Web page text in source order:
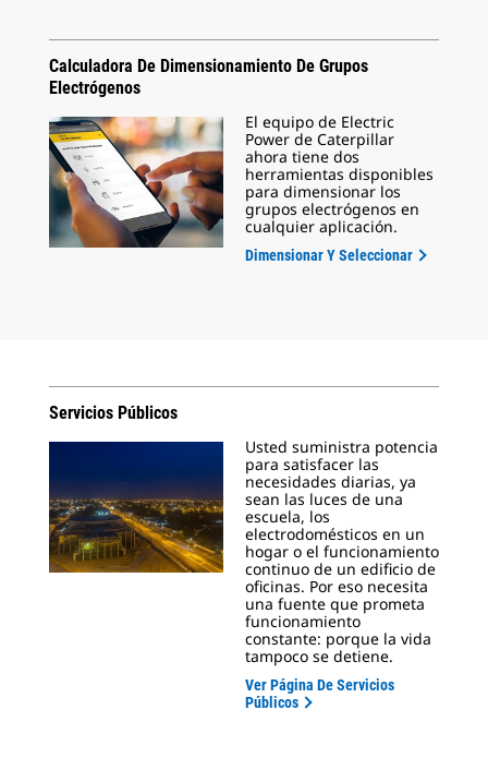
Calculadora De Dimensionamiento De Grupos
Electrógenos
El equipo de Electric
Power de Caterpillar
ahora tiene dos
herramientas disponibles
para dimensionar los
grupos electrógenos en
cualquier aplicación.
Dimensionar Y Seleccionar
Servicios Públicos
Usted suministra potencia
para satisfacer las
necesidades diarias, ya
sean las luces de una
escuela, los
electrodomésticos en un
hogar o el funcionamiento
continuo de un edificio de
oficinas. Por eso necesita
una fuente que prometa
funcionamiento
constante: porque la vida
tampoco se detiene.
Ver Página De Servicios
Públicos